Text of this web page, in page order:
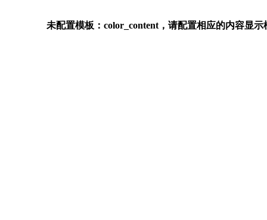
未配置模板：color_content，请配置相应的内容显示